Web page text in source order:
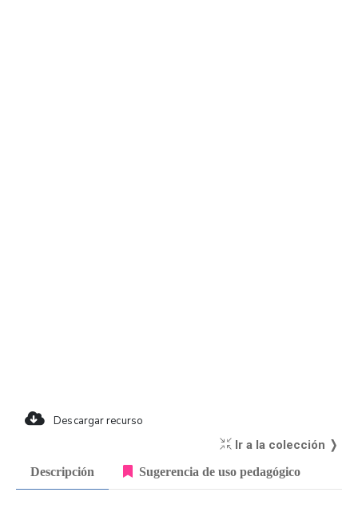
Descargar recurso
Ir a la colección ❭
Descripción Sugerencia de uso pedagógico